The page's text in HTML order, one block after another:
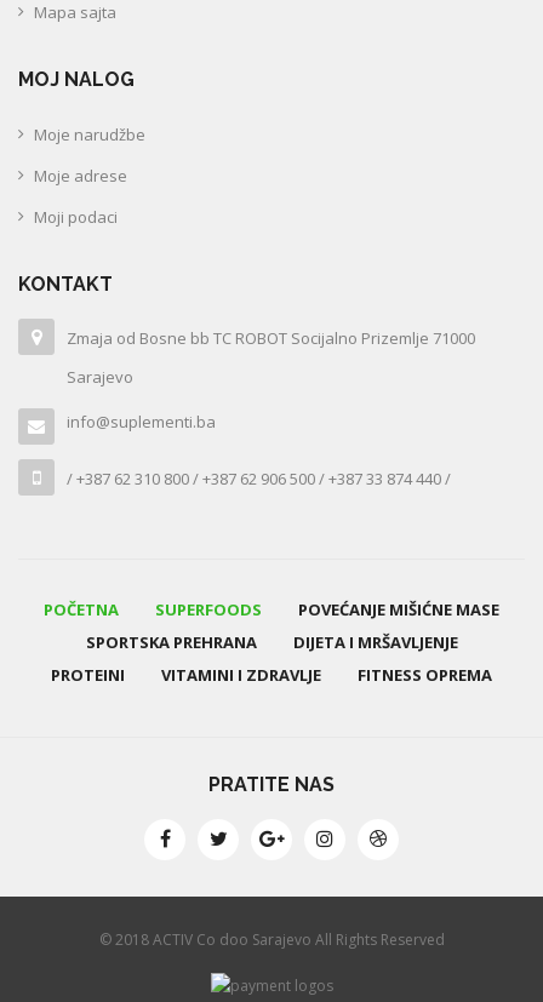
Mapa sajta
MOJ NALOG
Moje narudžbe
Moje adrese
Moji podaci
KONTAKT
Zmaja od Bosne bb TC ROBOT Socijalno Prizemlje 71000
Sarajevo
info@suplementi.ba
/ +387 62 310 800 / +387 62 906 500 / +387 33 874 440 /
POČETNA SUPERFOODS
POVEĆANJE MIŠIĆNE MASE
SPORTSKA PREHRANA
DIJETA I MRŠAVLJENJE
PROTEINI
VITAMINI I ZDRAVLJE FITNESS OPREMA
PRATITE NAS
© 2018 ACTIV Co doo Sarajevo All Rights Reserved